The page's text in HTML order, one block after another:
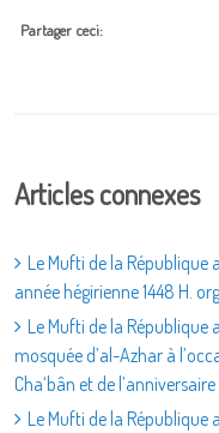
Partager ceci:
Articles connexes
Le Mufti de la République
année hégirienne 1448 H.
Le Mufti de la République
mosquée d’al-Azhar à
Cha‘bân et de
Le Mufti de la République